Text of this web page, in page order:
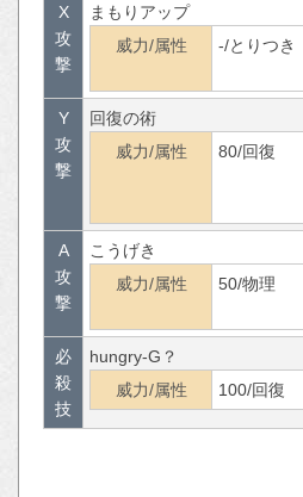
X
攻
撃
まもりアップ
威力/属性
-/とりつき
Y
攻
撃
回復の術
威力/属性
80/回復
A
攻
撃
こうげき
威力/属性
50/物理
必
殺
技
hungry-G？
威力/属性
100/回復